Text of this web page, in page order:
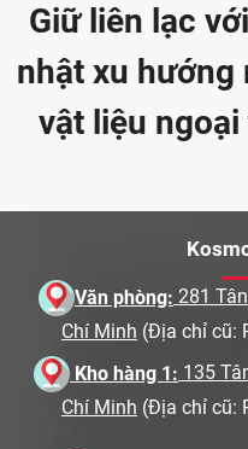
Giữ liên lạc
nhật xu hướng
vật liệu
Văn phòng: 281
Chí Minh (Địa chỉ cũ:
Kho hàng 1: 135
Chí Minh (Địa chỉ cũ: